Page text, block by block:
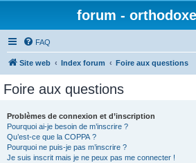
forum -
FAQ
Site web Index forum Foire aux questions
Foire aux questions
Problèmes de connexion et d’inscription
Pourquoi ai-je besoin de m’inscrire ?
Qu’est-ce que la COPPA ?
Pourquoi ne puis-je pas m’inscrire ?
Je suis inscrit mais je ne peux pas me connecter !